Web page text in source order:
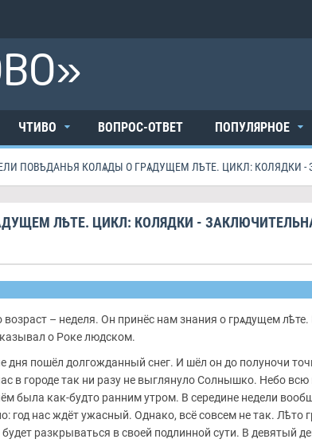
ЧТИВО ВОПРОС-ОТВЕТ ПОПУЛЯРНОЕ
ПОВѢДАНЬЯ КОЛѦДЫ О ГРѦДУЩЕМ ЛѢТЕ. ЦИКЛ: КОЛЯДКИ -
ЛѢТЕ. ЦИКЛ: КОЛЯДКИ -
возраст – неделя. Он принёс нам знания о грѧдущем
о Роке людском.
дня пошёл долгожданный снег. И шёл он до полуночи
в городе так ни разу не выглянуло Солнышко. Небо
была как-будто ранним утром. В середине недели
год нас ждёт ужасный. Однако, всё совсем не так. Лѣто
разкрываться в своей подлинной сути. В девятый